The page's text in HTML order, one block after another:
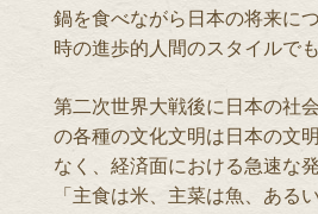
鍋を食べながら日本の将来に
時の進歩的人間のスタイルでも
第二次世界大戦後に日本の社
の各種の文化文明は日本の文
なく、経済面における急速な
「主食は米、主菜は魚、ある